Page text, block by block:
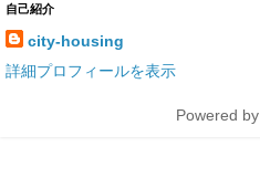
自己紹介
city-housing
詳細プロフィールを表示
Powered by